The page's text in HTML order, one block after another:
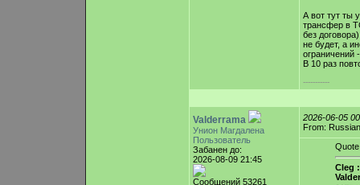
А вот тут ты
трансфер в
без
не будет, а
ограничений
В 10 раз
-----------
Valderrama
Унион Магдалена
Пользователь
Забанен до:
2026-08-09 21:45
Сообщений 53261
2026-06-05
From:
Quote
Cleg :